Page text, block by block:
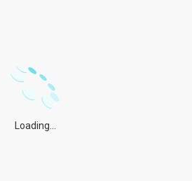
Loading...